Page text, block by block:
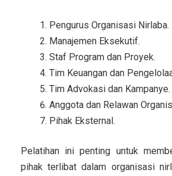
Pengurus Organisasi Nirlaba.
Manajemen Eksekutif.
Staf Program dan Proyek.
Tim Keuangan dan
Tim Advokasi dan Kampanye.
Anggota dan Relawan
Pihak Eksternal.
Pelatihan ini penting untuk
pihak terlibat dalam organisasi